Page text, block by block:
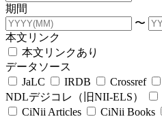
期間
〜
本文リンク
本文リンクあり
データソース
JaLC
IRDB Crossref
NDLデジコレ（旧NII-ELS）
CiNii Articles
CiNii Books